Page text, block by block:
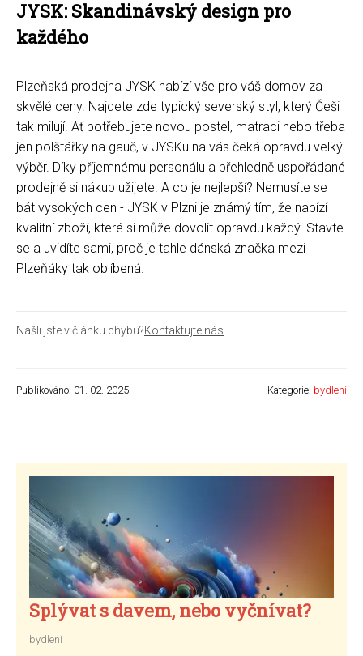
JYSK: Skandinávský design pro
každého
Plzeňská prodejna JYSK nabízí vše pro váš domov za
skvělé ceny. Najdete zde typický severský styl, který Češi
tak milují. Ať potřebujete novou postel, matraci nebo třeba
jen polštářky na gauč, v JYSKu na vás čeká opravdu velký
výběr. Díky příjemnému personálu a přehledně uspořádané
prodejně si nákup užijete. A co je nejlepší? Nemusíte se
bát vysokých cen - JYSK v Plzni je známý tím, že nabízí
kvalitní zboží, které si může dovolit opravdu každý. Stavte
se a uvidíte sami, proč je tahle dánská značka mezi
Plzeňáky tak oblíbená.
Našli jste v článku chybu?Kontaktujte nás
Publikováno: 01. 02. 2025 Kategorie: bydlení
Splývat s davem, nebo vyčnívat?
bydlení